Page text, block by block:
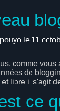
le 11
comme
de
libre il s'agit
ce